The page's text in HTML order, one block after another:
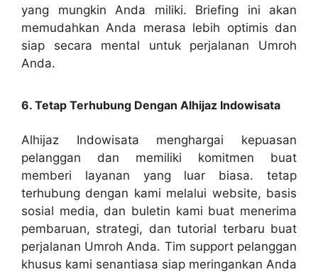
yang mungkin Anda miliki. Briefing ini akan
memudahkan Anda merasa lebih optimis dan
siap secara mental untuk perjalanan Umroh
Anda.
6. Tetap Terhubung Dengan Alhijaz Indowisata
Alhijaz Indowisata menghargai kepuasan
pelanggan dan memiliki komitmen buat
memberi layanan yang luar biasa. tetap
terhubung dengan kami melalui website, basis
sosial media, dan buletin kami buat menerima
pembaruan, strategi, dan tutorial terbaru buat
perjalanan Umroh Anda. Tim support pelanggan
khusus kami senantiasa siap meringankan Anda